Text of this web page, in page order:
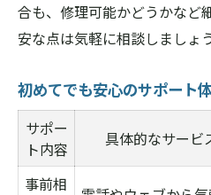
合も、修理可能かどうかなど
安な点は気軽に相談しましょう
初めてでも安心のサポート
サポー
ト内容
具体的なサービ
事前相